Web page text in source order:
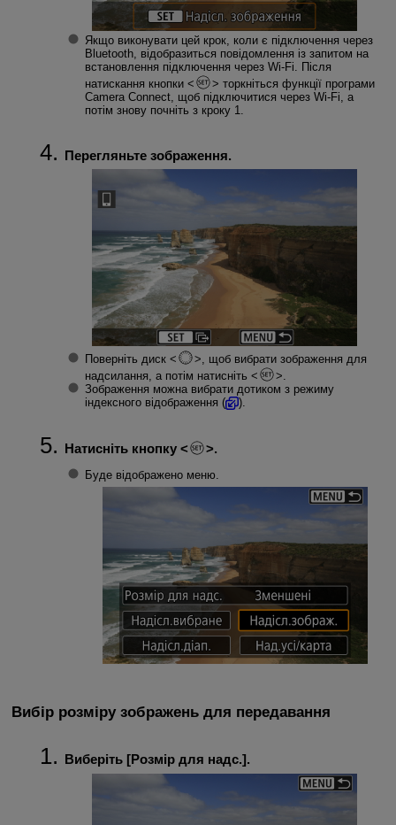
Якщо виконувати цей крок, коли є підключення через
Bluetooth, відобразиться повідомлення із запитом на
встановлення підключення через Wi-Fi. Після
натискання кнопки
торкніться функції програми
Camera Connect, щоб підключитися через Wi-Fi, а
потім знову почніть з кроку 1.
Перегляньте зображення.
Поверніть диск
, щоб вибрати зображення для
надсилання, а потім натисніть
.
Зображення можна вибрати дотиком з режиму
індексного відображення (
).
Натисніть кнопку .
Буде відображено меню.
Вибір розміру зображень для передавання
Виберіть [Розмір для надс.].